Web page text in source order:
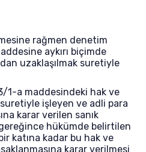
rağmen denetim
aykırı biçimde
uzaklaşılmak suretiyle
1-a maddesindeki hak ve
işleyen ve adli para
karar verilen sanık
hükümde belirtilen
katına kadar bu hak ve
karar verilmesi